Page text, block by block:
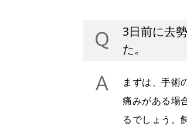
3日前に去
た。
まずは、手術
痛みがある場
るでしょう。